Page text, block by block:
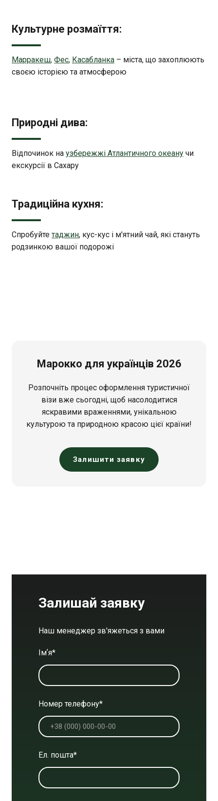
Культурне розмаїття:
Марракеш, Фес, Касабланка – міста, що захоплюють
своєю історією та атмосферою
Природні дива:
Відпочинок на узбережжі Атлантичного океану чи
екскурсії в Сахару
Традиційна кухня:
Спробуйте таджин, кус-кус і м'ятний чай, які стануть
родзинкою вашої подорожі
Марокко для українців 2026
Розпочніть процес оформлення туристичної
візи вже сьогодні, щоб насолодитися
яскравими враженнями, унікальною
культурою та природною красою цієї країни!
Залишити заявку
Залишай заявку
Наш менеджер зв'яжеться з вами
Імʼя*
Номер телефону*
Ел. пошта*